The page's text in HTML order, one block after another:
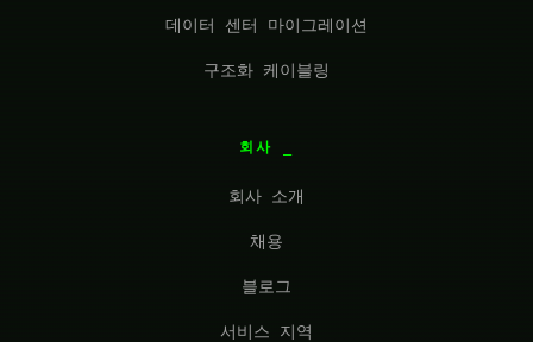
데이터 센터 마이그레이션
구조화 케이블링
회사
회사 소개
채용
블로그
서비스 지역